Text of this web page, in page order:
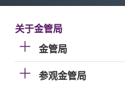
关于金管局
金管局
参观金管局